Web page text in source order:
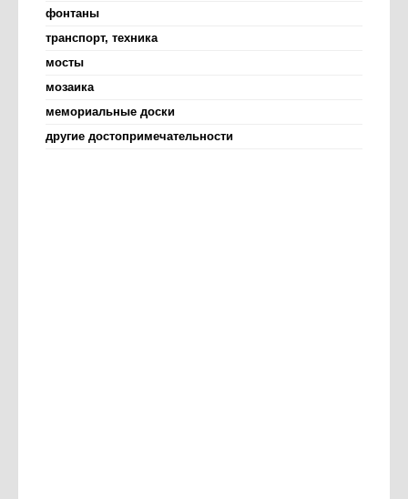
фонтаны
транспорт, техника
мосты
мозаика
мемориальные доски
другие достопримечательности